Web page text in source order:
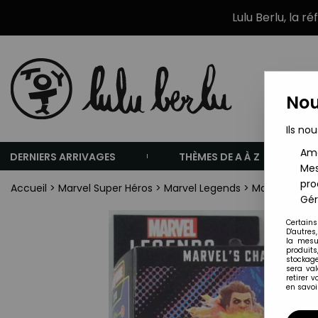
Lulu Berlu, la
DERNIERS ARRIVAGES THÈMES DE A À Z
Accueil > Marvel Super Héros > Marvel Legends > Marvel
Ils
la
sera
retirer
en